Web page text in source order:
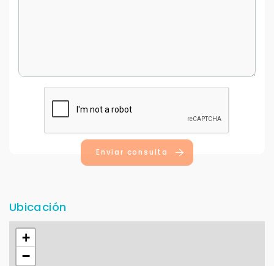
Enviar consulta
Ubicación
+
−
Con estos datos podemos responderte mejor y